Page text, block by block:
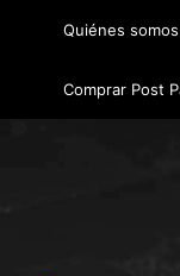
Quiénes somos
Comprar Post